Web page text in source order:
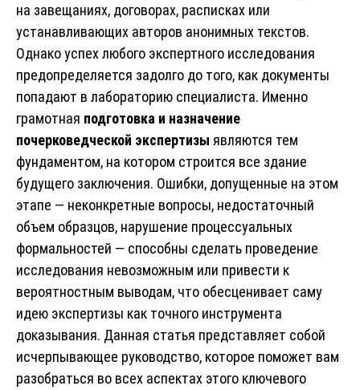
на завещаниях, договорах, расписках или
устанавливающих авторов анонимных текстов.
Однако успех любого экспертного исследования
предопределяется задолго до того, как документы
попадают в лабораторию специалиста. Именно
грамотная подготовка и назначение
почерковедческой экспертизы являются тем
фундаментом, на котором строится все здание
будущего заключения. Ошибки, допущенные на этом
этапе — неконкретные вопросы, недостаточный
объем образцов, нарушение процессуальных
формальностей — способны сделать проведение
исследования невозможным или привести к
вероятностным выводам, что обесценивает саму
идею экспертизы как точного инструмента
доказывания. Данная статья представляет собой
исчерпывающее руководство, которое поможет вам
разобраться во всех аспектах этого ключевого